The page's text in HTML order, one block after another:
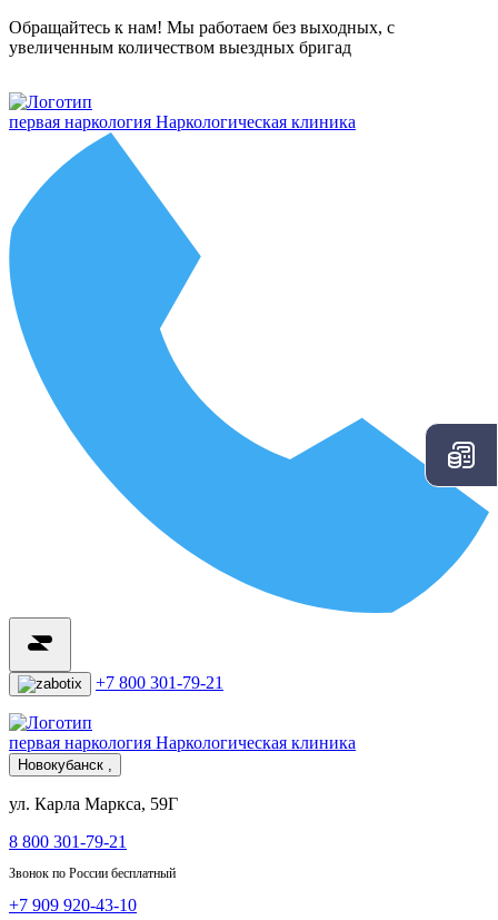
Обращайтесь к нам! Мы работаем без выходных, с
увеличенным количеством выездных бригад
первая наркология Наркологическая клиника
+7 800 301-79-21
первая наркология Наркологическая клиника
Новокубанск ,
ул. Карла Маркса, 59Г
8 800 301-79-21
Звонок по России бесплатный
+7 909 920-43-10